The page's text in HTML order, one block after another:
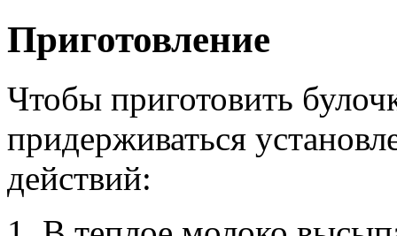
Приготовление
Чтобы приготовить
придерживаться
действий: